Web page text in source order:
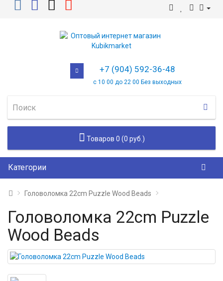
+7 (904) 592-36-48
с 10 00 до 22 00 Без выходных
Товаров 0 (0 руб.)
Категории
Головоломка 22cm Puzzle Wood Beads
Головоломка 22cm Puzzle
Wood Beads